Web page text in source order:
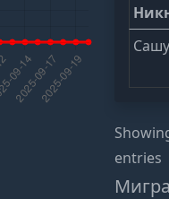
entries